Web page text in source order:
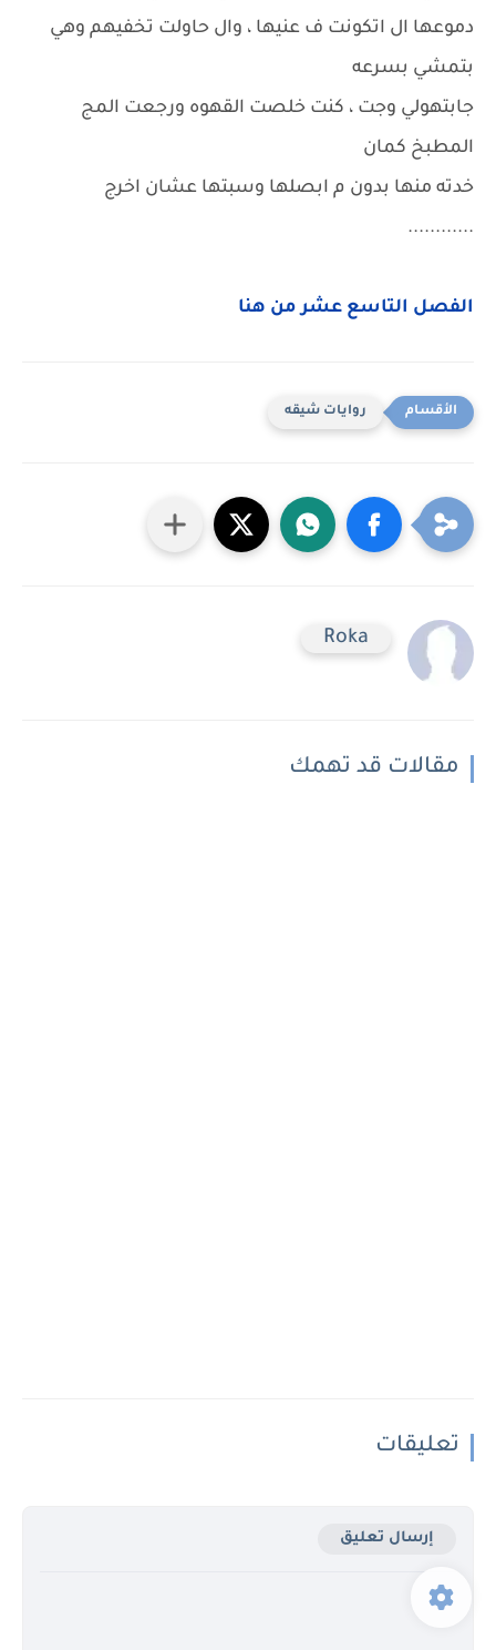
دموعها ال اتكونت ف عنيها ، وال حاولت تخفيهم وهي
بتمشي بسرعه
جابتهولي وجت ، كنت خلصت القهوه ورجعت المج
المطبخ كمان
خدته منها بدون م ابصلها وسبتها عشان اخرج
............
الفصل التاسع عشر من هنا
روايات شيقه
Roka
مقالات قد تهمك
تعليقات
إرسال تعليق